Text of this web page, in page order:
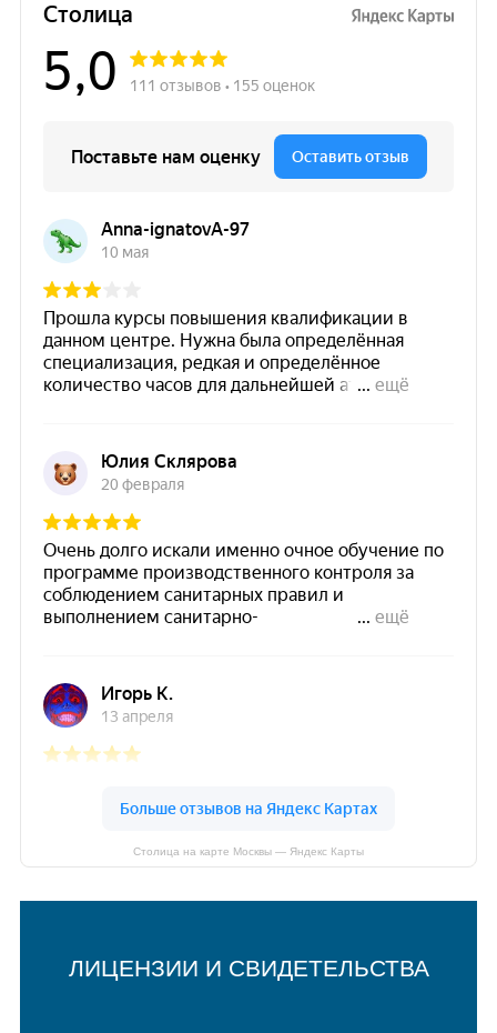
Столица на карте Москвы — Яндекс Карты
ЛИЦЕНЗИИ И СВИДЕТЕЛЬСТВА